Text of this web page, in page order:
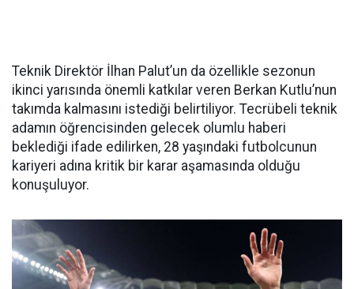
Teknik Direktör İlhan Palut’un da özellikle sezonun
ikinci yarısında önemli katkılar veren Berkan Kutlu’nun
takımda kalmasını istediği belirtiliyor. Tecrübeli teknik
adamın öğrencisinden gelecek olumlu haberi
beklediği ifade edilirken, 28 yaşındaki futbolcunun
kariyeri adına kritik bir karar aşamasında olduğu
konuşuluyor.